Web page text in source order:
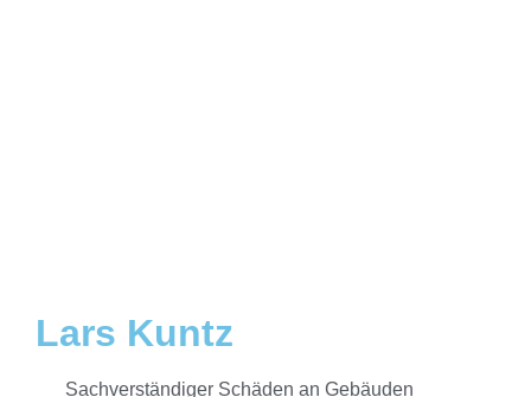
Lars Kuntz
Sachverständiger Schäden an Gebäuden